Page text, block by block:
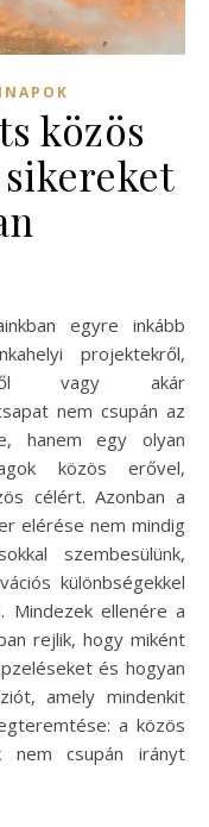
közös
projektekről,
vagy akár
nem csupán az
hanem egy olyan
közös erővel,
célért. Azonban a
elérése nem mindig
szembesülünk,
különbségekkel
Mindezek ellenére a
rejlik, hogy miként
és hogyan
amely mindenkit
a közös
nem csupán irányt